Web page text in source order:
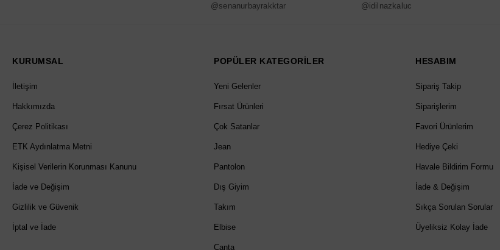
@senanurbayrakktar @idilnazkaluc
KURUMSAL
İletişim
Hakkımızda
Çerez Politikası
ETK Aydınlatma Metni
Kişisel Verilerin Korunması Kanunu
İade ve Değişim
Gizlilik ve Güvenik
İptal ve İade
POPÜLER KATEGORİLER
Yeni Gelenler
Fırsat Ürünleri
Çok Satanlar
Jean
Pantolon
Dış Giyim
Takım
Elbise
Çanta
HESABIM
Sipariş Takip
Siparişlerim
Favori Ürünlerim
Hediye Çeki
Havale Bildirim Formu
İade & Değişim
Sıkça Sorulan Sorular
Üyeliksiz Kolay İade